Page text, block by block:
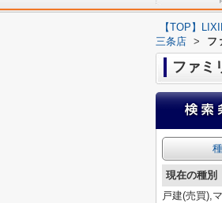
【TOP】
三条店 > フ
ファミ
現在の種別
戸建(売買),